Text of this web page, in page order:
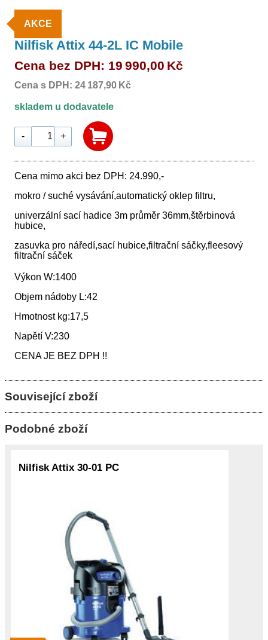
AKCE
Nilfisk Attix 44-2L IC Mobile
Cena bez DPH: 19 990,00 Kč
Cena s DPH: 24 187,90 Kč
skladem u dodavatele
- +
Cena mimo akci bez DPH: 24.990,-
mokro / suché vysávání,automatický oklep filtru,
univerzální sací hadice 3m průměr 36mm,štěrbinová
hubice,
zasuvka pro náředí,sací hubice,filtrační sáčky,fleesový
filtrační sáček
Výkon W:1400
Objem nádoby L:42
Hmotnost kg:17,5
Napětí V:230
CENA JE BEZ DPH !!
Související zboží
Podobné zboží
Nilfisk Attix 30-01 PC